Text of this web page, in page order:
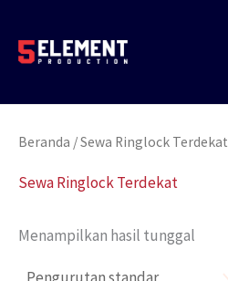
konten
Beranda / Sewa Ringlock Terdekat
Sewa Ringlock Terdekat
Menampilkan hasil tunggal